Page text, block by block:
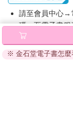
請至會員中心→
碼』至電子書
退換貨須知：
因版權保護，您
※ 金石堂電子書怎麼